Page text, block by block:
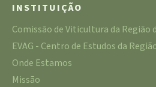
INSTITUIÇÃO
Comissão de Viticultura da Região
EVAG - Centro de Estudos da
Onde Estamos
Missão